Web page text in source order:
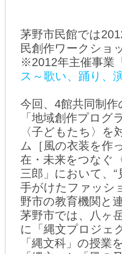
茅野市民館では
民創作ワークショ
※2012年主催事業
ス～歌い、踊り、
今回、4館共同制
「地域創作プロ
〈子どもたち〉
ム［風の衣装を作
在・未来をつなぐ
三郎」において、
手がけたファッシ
野市の教育機関と
茅野市では、八ヶ
に「縄文プロジェ
「縄文科」の授業